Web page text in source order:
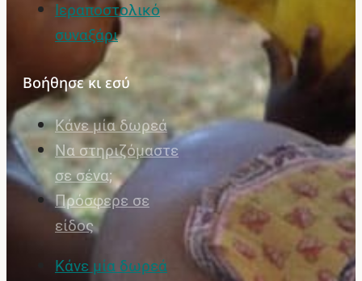
Ιεραποστολικό
συναξάρι
Βοήθησε κι εσύ
Κάνε μία δωρεά
Να στηριζόμαστε
σε σένα;
Πρόσφερε σε
είδος
Κάνε μία δωρεά